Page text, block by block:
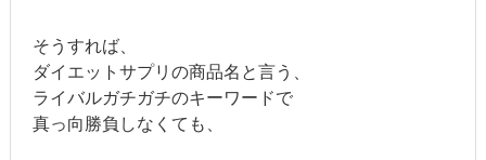
そうすれば、
ダイエットサプリの商品名と言う、
ライバルガチガチのキーワードで
真っ向勝負しなくても、